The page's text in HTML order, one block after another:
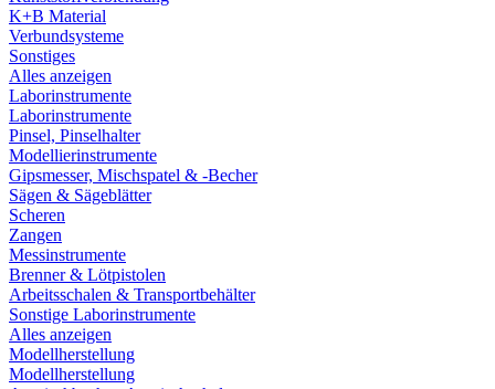
K+B Material
Verbundsysteme
Sonstiges
Alles anzeigen
Laborinstrumente
Laborinstrumente
Pinsel, Pinselhalter
Modellierinstrumente
Gipsmesser, Mischspatel & -Becher
Sägen & Sägeblätter
Scheren
Zangen
Messinstrumente
Brenner & Lötpistolen
Arbeitsschalen & Transportbehälter
Sonstige Laborinstrumente
Alles anzeigen
Modellherstellung
Modellherstellung